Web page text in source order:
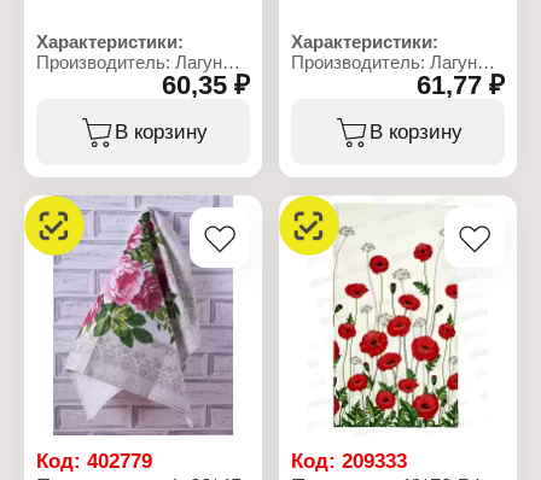
Характеристики:
Производитель: Лагуна
Тип товара: Полотенце
Модель: "Сиеста"
Вид: вафельное
Состав: 100% хлопок
Плотность: 165 г/кв.м
60,35 ₽
В корзину
Характеристики:
Производитель: Лагуна
Тип товара: Полотенце
Модель: "Букет
лаванды"
Материал: рогожка
Состав: 100% хлопок
Плотность: 160 г/кв.м
61,77 ₽
В корзину
Код: 402779
Код:209333